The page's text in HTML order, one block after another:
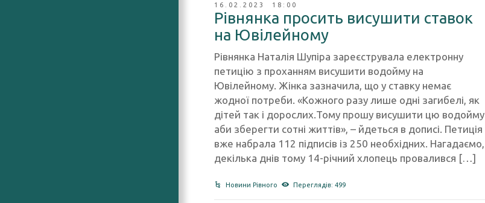
16.02.2023 18:00
Рівнянка просить висушити ставок
на Ювілейному
Рівнянка Наталія Шупіра зареєструвала електронну
петицію з проханням висушити водойму на
Ювілейному. Жінка зазначила, що у ставку немає
жодної потреби. «Кожного разу лише одні загибелі, як
дітей так і дорослих.Тому прошу висушити цю водойму
аби зберегти сотні життів», – йдеться в дописі. Петиція
вже набрала 112 підписів із 250 необхідних. Нагадаємо,
декілька днів тому 14-річний хлопець провалився […]
Новини Рівного Переглядів: 499